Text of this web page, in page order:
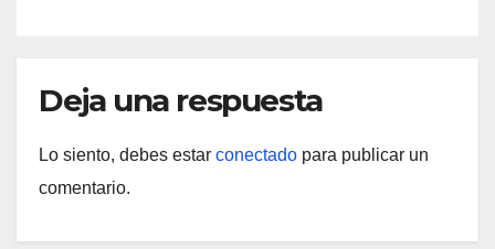
Deja una respuesta
Lo siento, debes estar conectado para publicar un
comentario.